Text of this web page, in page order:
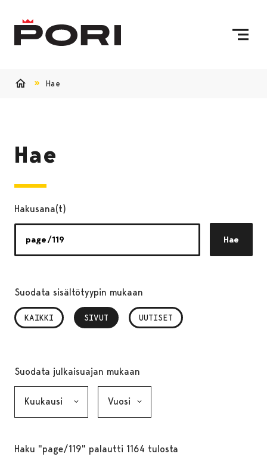
Hae
Hae
Hakusana(t)
Hae
Suodata sisältötyypin mukaan
KAIKKI SIVUT
, VALITTU UUTISET
Suodata julkaisuajan mukaan
Haku "page/119" palautti 1164 tulosta